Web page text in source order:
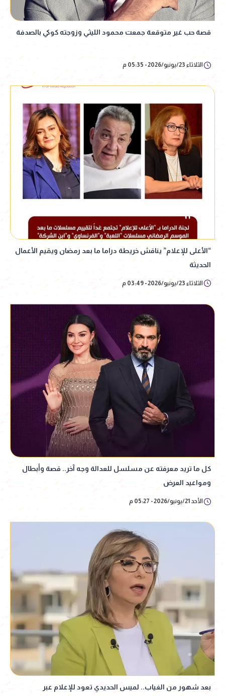
قصة حب غير متوقعة جمعت محمود الليثي وزوجته كوكي بالصدفة
الثلاثاء 23/يونيو/2026 - 05:35 م
“الأعلى للإعلام” يناقش خريطة دراما ما بعد رمضان ويقيم الأعمال
الحديثة
الثلاثاء 23/يونيو/2026 - 03:49 م
كل ما تريد معرفته عن مسلسل للعدالة وجه آخر.. قصة وأبطال
ومواعيد العرض
الأحد 21/يونيو/2026 - 05:27 م
بعد شهور من الغياب.. لميس الحديدي تعود للإعلام عبر